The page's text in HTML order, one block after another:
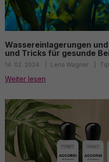
Wassereinlagerungen
und Tricks für gesunde
14. 02. 2024 Lena Wagner
Weiter lesen